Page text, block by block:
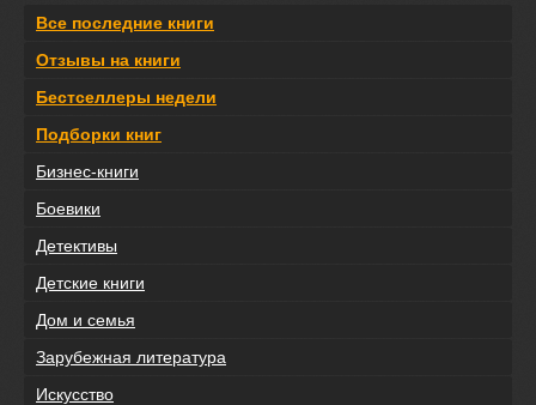
Все последние книги
Отзывы на книги
Бестселлеры недели
Подборки книг
Бизнес-книги
Боевики
Детективы
Детские книги
Дом и семья
Зарубежная литература
Искусство